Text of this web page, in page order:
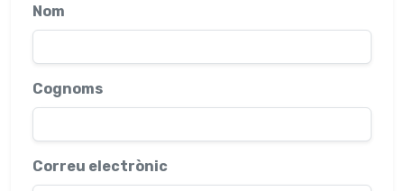
Nom
Cognoms
Correu electrònic